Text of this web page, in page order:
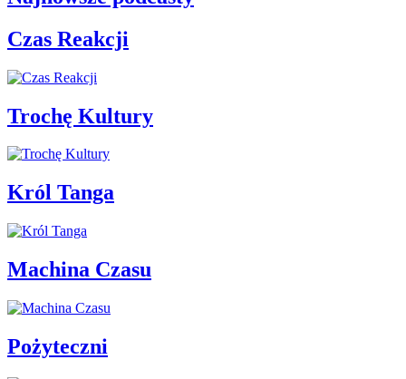
Czas Reakcji
Trochę Kultury
Król Tanga
Machina Czasu
Pożyteczni